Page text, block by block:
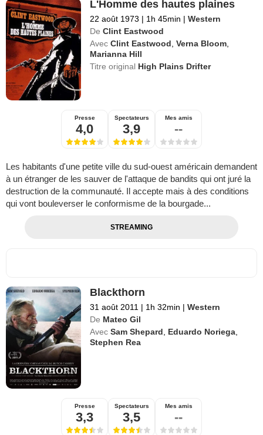
L'Homme des hautes plaines
22 août 1973 | 1h 45min | Western
De Clint Eastwood
Avec Clint Eastwood,Verna Bloom,
Marianna Hill
Titre original High Plains Drifter
Presse
4,0
Spectateurs
3,9
Mes amis
--
Les habitants d'une petite ville du sud-ouest américain demandent
à un étranger de les sauver de l'attaque de bandits qui ont juré la
destruction de la communauté. Il accepte mais à des conditions
qui vont bouleverser le conformisme de la bourgade...
STREAMING
Blackthorn
31 août 2011 | 1h 32min | Western
De Mateo Gil
Avec Sam Shepard Eduardo Noriega
Stephen Rea
Presse
3,3
Spectateurs
3,5
Mes amis
--